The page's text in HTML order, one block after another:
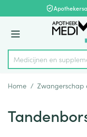
Ga naar de inhoud
Menu
Product, merk,
Medicijnen en
Home / Zwangerschap